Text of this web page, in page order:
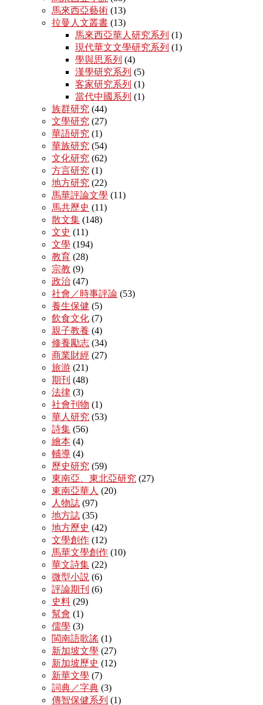
馬來西亞藝術 (13)
拉曼人文叢書 (13)
馬來西亞華人研究系列 (1)
現代華文文學研究系列 (1)
學與思系列 (4)
漢學研究系列 (5)
客家研究系列 (1)
當代中國系列 (1)
族群研究 (44)
文學研究 (27)
華語研究 (1)
華族研究 (54)
文化研究 (62)
方言研究 (1)
地方研究 (22)
馬華評論文學 (11)
馬共歷史 (11)
散文集 (148)
文史 (11)
文學 (194)
教育 (28)
宗教 (9)
政治 (47)
社會／時事評論 (53)
養生保健 (5)
飲食文化 (7)
親子教養 (4)
修養勵志 (34)
商業財經 (27)
旅游 (21)
期刊 (48)
法律 (3)
社會刊物 (1)
華人研究 (53)
詩集 (56)
繪本 (4)
輔導 (4)
歷史研究 (59)
東南亞、東北亞研究 (27)
東南亞華人 (20)
人物誌 (97)
地方誌 (35)
地方歷史 (42)
文學創作 (12)
馬華文學創作 (10)
華文詩集 (22)
微型小説 (6)
評論期刊 (6)
史料 (29)
幫會 (1)
儒學 (3)
閩南語歌謠 (1)
新加坡文學 (27)
新加坡歷史 (12)
新華文學 (7)
詞典／字典 (3)
傳智保健系列 (1)